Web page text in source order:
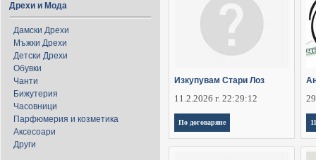
Дрехи и Мода
Дамски Дрехи
Мъжки Дрехи
Детски Дрехи
Обувки
Чанти
Бижутерия
Часовници
Парфюмерия и козметика
Аксесоари
Други
Изкупувам Стари Лоз
11.2.2026 г. 22:29:12
По договаряне